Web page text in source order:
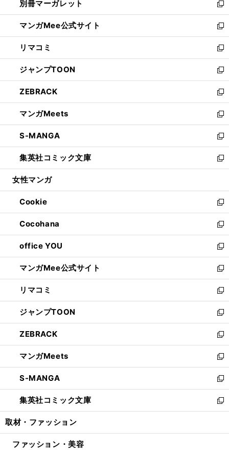
く
で
開
く
ィ
ン
ド
ウ
で
開
く
い
ウ
ィ
ン
ド
ウ
で
開
く
別冊マーガレット
新
し
い
ウ
ィ
ン
ド
ウ
で
開
く
マンガMee公式サイト
新
し
い
ウ
ィ
ン
ド
ウ
で
開
く
リマコミ
新
し
い
ウ
ィ
ン
ド
ウ
で
開
く
ジャンプTOON
新
し
い
ウ
ィ
ン
ド
ウ
で
開
ZEBRACK
新
し
い
ウ
ィ
ン
ド
ウ
開
く
マンガMeets
新
し
い
ウ
ィ
ン
ウ
で
開
く
S-MANGA
新
し
い
ウ
ン
ド
ウ
で
開
く
集英社コミック文庫
新
し
ウ
ィ
ン
ド
ウ
で
開
く
女性マンガ
Cookie
新
し
い
ウ
ィ
ン
ド
ウ
で
開
く
Cocohana
新
し
い
ウ
ィ
ン
ド
ウ
で
開
く
office YOU
新
し
い
ウ
ィ
ン
ド
ウ
で
開
く
マンガMee公式サイト
新
し
い
ウ
ィ
ン
ド
ウ
で
開
く
リマコミ
新
し
い
ウ
ィ
ン
ド
ウ
で
開
く
ジャンプTOON
新
し
い
ウ
ィ
ン
ド
ウ
で
開
ZEBRACK
新
し
い
ウ
ィ
ン
ド
ウ
開
マンガMeets
新
し
い
ウ
ィ
ン
ウ
S-MANGA
新
し
い
ウ
ン
集英社コミック文庫
新
し
ウ
取材・ファッション
ファッション・美容